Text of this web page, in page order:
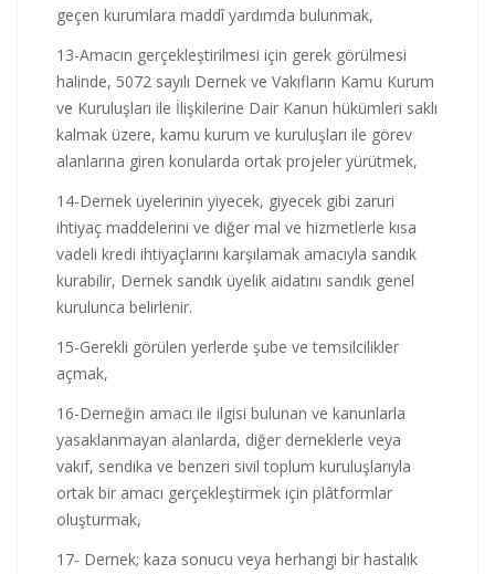
geçen kurumlara maddî yardımda bulunmak,
13-Amacın gerçekleştirilmesi için gerek görülmesi
halinde, 5072 sayılı Dernek ve Vakıfların Kamu Kurum
ve Kuruluşları ile İlişkilerine Dair Kanun hükümleri saklı
kalmak üzere, kamu kurum ve kuruluşları ile görev
alanlarına giren konularda ortak projeler yürütmek,
14-Dernek üyelerinin yiyecek, giyecek gibi zaruri
ihtiyaç maddelerini ve diğer mal ve hizmetlerle kısa
vadeli kredi ihtiyaçlarını karşılamak amacıyla sandık
kurabilir, Dernek sandık üyelik aidatını sandık genel
kurulunca belirlenir.
15-Gerekli görülen yerlerde şube ve temsilcilikler
açmak,
16-Derneğin amacı ile ilgisi bulunan ve kanunlarla
yasaklanmayan alanlarda, diğer derneklerle veya
vakıf, sendika ve benzeri sivil toplum kuruluşlarıyla
ortak bir amacı gerçekleştirmek için plâtformlar
oluşturmak,
17- Dernek; kaza sonucu veya herhangi bir hastalık